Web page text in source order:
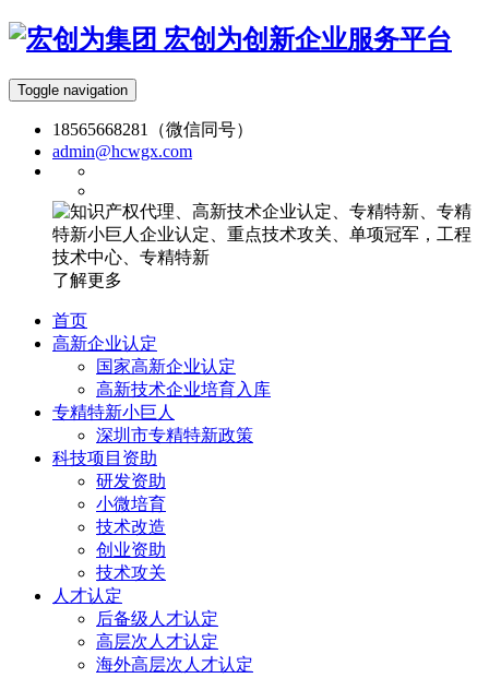
宏创为创新企业服务平台
Toggle navigation
18565668281（微信同号）
admin@hcwgx.com
了解更多
首页
高新企业认定
国家高新企业认定
高新技术企业培育入库
专精特新小巨人
深圳市专精特新政策
科技项目资助
研发资助
小微培育
技术改造
创业资助
技术攻关
人才认定
后备级人才认定
高层次人才认定
海外高层次人才认定